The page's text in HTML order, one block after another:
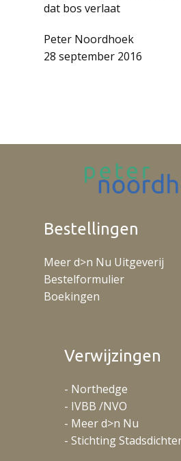
dat bos verlaat
Peter Noordhoek
28 september 2016
Bestellingen
Meer d>n Nu Uitgeverij
Bestelformulier
Boekingen
Verwijzingen
- Northedge
- IVBB /NVO
- Meer d>n Nu
- Stichting